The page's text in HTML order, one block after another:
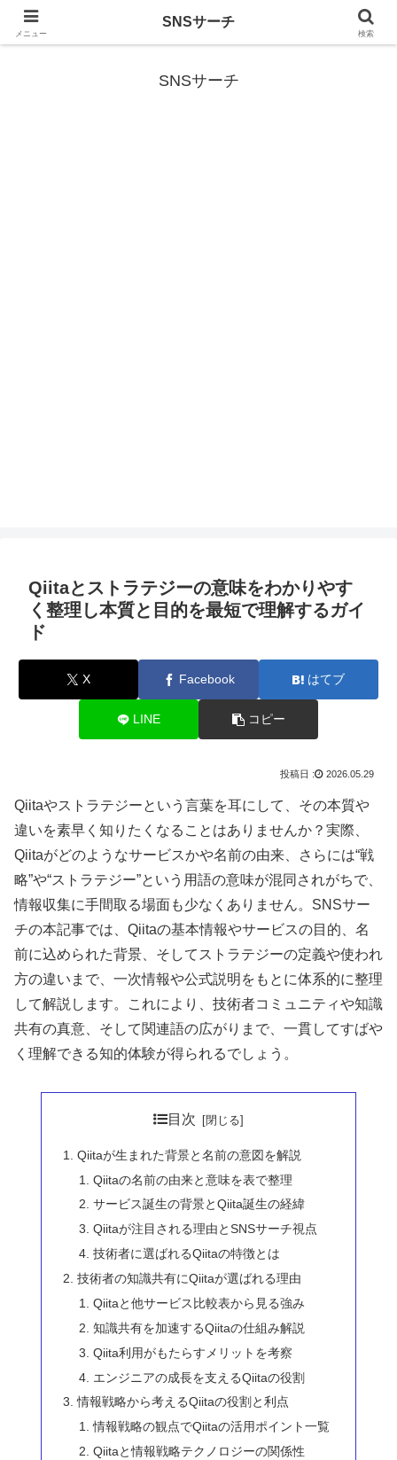
SNS (ソーシャルネットワークサービス)に関する情報
SNSサーチ
Qiitaとストラテジーの意味をわかりやす
く整理し本質と目的を最短で理解するガイ
ド
X Facebook はてブ
LINE コピー
2026.05.29
Qiitaやストラテジーという言葉を耳にして、その本質や
違いを素早く知りたくなることはありませんか？実際、
Qiitaがどのようなサービスかや名前の由来、さらには“戦
略”や“ストラテジー”という用語の意味が混同されがちで、
情報収集に手間取る場面も少なくありません。SNSサー
チの本記事では、Qiitaの基本情報やサービスの目的、名
前に込められた背景、そしてストラテジーの定義や使われ
方の違いまで、一次情報や公式説明をもとに体系的に整理
して解説します。これにより、技術者コミュニティや知識
共有の真意、そして関連語の広がりまで、一貫してすばや
く理解できる知的体験が得られるでしょう。
目次
Qiitaが生まれた背景と名前の意図を解説
Qiitaの名前の由来と意味を表で整理
サービス誕生の背景とQiita誕生の経緯
Qiitaが注目される理由とSNSサーチ視点
技術者に選ばれるQiitaの特徴とは
技術者の知識共有にQiitaが選ばれる理由
Qiitaと他サービス比較表から見る強み
知識共有を加速するQiitaの仕組み解説
Qiita利用がもたらすメリットを考察
エンジニアの成長を支えるQiitaの役割
情報戦略から考えるQiitaの役割と利点
情報戦略の観点でQiitaの活用ポイント一覧
Qiitaと情報戦略テクノロジーの関係性
メニュー
SNSサーチ
検索